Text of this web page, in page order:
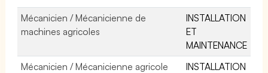
Mécanicien / Mécanicienne de
machines agricoles
INSTALLATION
ET
MAINTENANCE
Mécanicien / Mécanicienne agricole
INSTALLATION